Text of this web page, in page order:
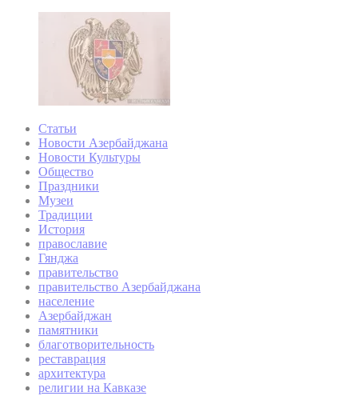
Статьи
Новости Азербайджана
Новости Культуры
Общество
Праздники
Музеи
Традиции
История
православие
Гянджа
правительство
правительство Азербайджана
население
Азербайджан
памятники
благотворительность
реставрация
архитектура
религии на Кавказе